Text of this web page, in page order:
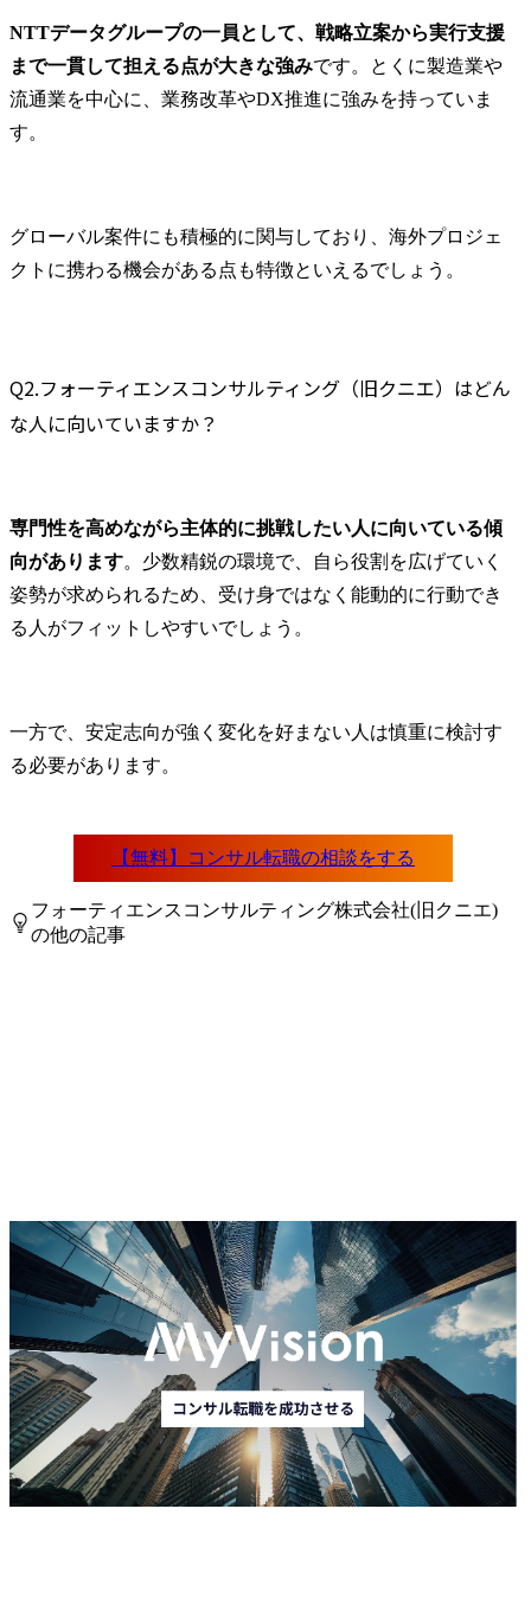
NTTデータグループの一員として、戦略立案から実行支援
まで一貫して担える点が大きな強みです。とくに製造業や
流通業を中心に、業務改革やDX推進に強みを持っていま
す。
グローバル案件にも積極的に関与しており、海外プロジェ
クトに携わる機会がある点も特徴といえるでしょう。
Q2.フォーティエンスコンサルティング（旧クニエ）はどん
な人に向いていますか？
専門性を高めながら主体的に挑戦したい人に向いている傾
向があります。少数精鋭の環境で、自ら役割を広げていく
姿勢が求められるため、受け身ではなく能動的に行動でき
る人がフィットしやすいでしょう。
一方で、安定志向が強く変化を好まない人は慎重に検討す
る必要があります。
フォーティエンスコンサルティング株式会社(旧クニエ)
の他の記事